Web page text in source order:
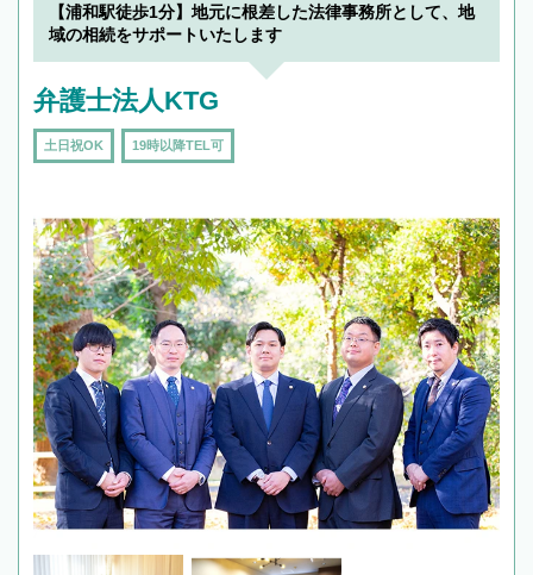
【浦和駅徒歩1分】地元に根差した法律事務所として、地
域の相続をサポートいたします
弁護士法人KTG
土日祝OK 19時以降TEL可